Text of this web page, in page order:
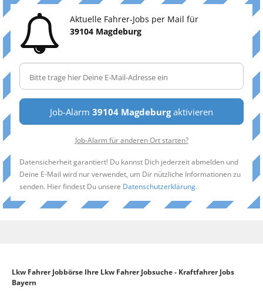
Aktuelle Fahrer-Jobs per Mail für
39104 Magdeburg
Job-Alarm 39104 Magdeburgaktivieren
Job-Alarm für anderen Ort starten?
Datensicherheit garantiert! Du kannst Dich jederzeit abmelden und
Deine E-Mail wird nur verwendet, um Dir nützliche Informationen zu
senden. Hier findest Du unsere Datenschutzerklärung.
Lkw Fahrer Jobbörse Ihre Lkw Fahrer Jobsuche - Kraftfahrer Jobs
Bayern